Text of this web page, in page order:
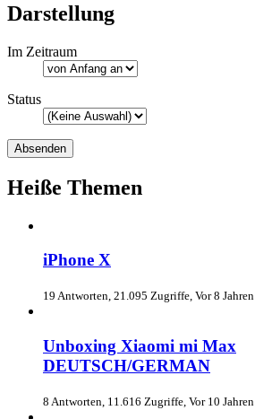
Darstellung
Im Zeitraum
Status
Heiße Themen
iPhone X
19 Antworten, 21.095 Zugriffe, Vor 8 Jahren
Unboxing Xiaomi mi Max
DEUTSCH/GERMAN
8 Antworten, 11.616 Zugriffe, Vor 10 Jahren